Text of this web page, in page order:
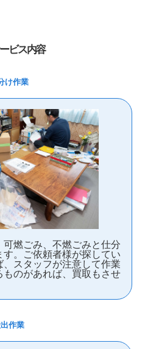
ビス内容
け作業
可燃ごみ、不燃ごみと仕分
。ご依頼者様が探してい
スタッフが注意して作業
のがあれば、買取もさせ
作業